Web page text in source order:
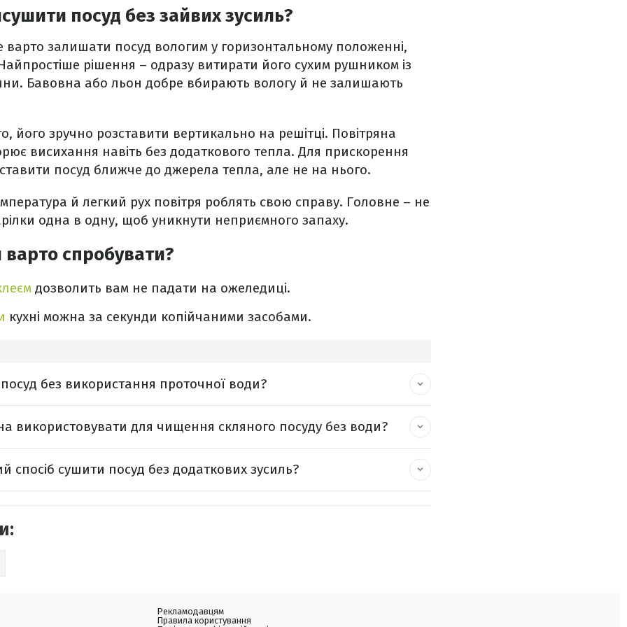
посуд без зайвих зусиль?
варто залишати посуд вологим у горизонтальному положенні,
рішення – одразу витирати його сухим рушником із
Бавовна або льон добре вбирають вологу й не залишають
його зручно розставити вертикально на решітці. Повітряна
висихання навіть без додаткового тепла. Для прискорення
посуд ближче до джерела тепла, але не на нього.
й легкий рух повітря роблять свою справу. Головне – не
одна в одну, щоб уникнути неприємного запаху.
спробувати?
дозволить вам не падати на ожеледиці.
кухні можна за секунди копійчаними засобами.
без використання проточної води?
використовувати для чищення скляного посуду без води?
спосіб сушити посуд без додаткових зусиль?
Рекламодавцям
Правила користування